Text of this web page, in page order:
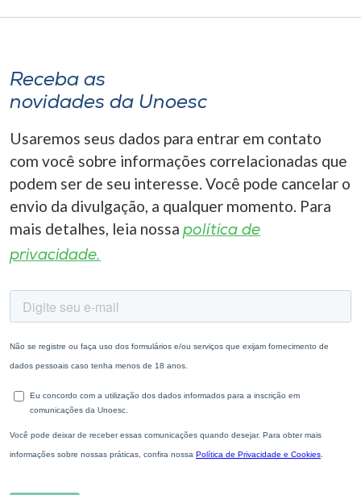
Receba as
novidades da Unoesc
Usaremos seus dados para entrar em contato
com você sobre informações correlacionadas que
podem ser de seu interesse. Você pode cancelar o
envio da divulgação, a qualquer momento. Para
mais detalhes, leia nossa política de
privacidade.